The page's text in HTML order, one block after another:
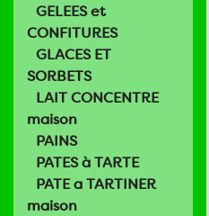
GELEES et
CONFITURES
GLACES ET
SORBETS
LAIT CONCENTRE
maison
PAINS
PATES à TARTE
PATE a TARTINER
maison